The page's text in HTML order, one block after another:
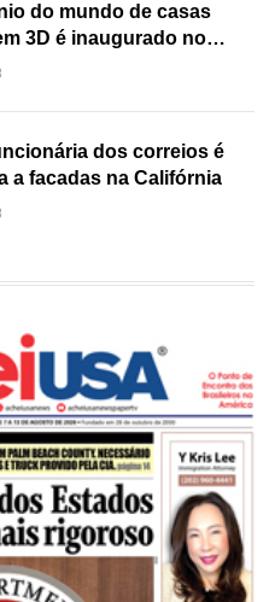
do mundo de casas
3D é inaugurado no
dos correios é
a facadas na Califórnia